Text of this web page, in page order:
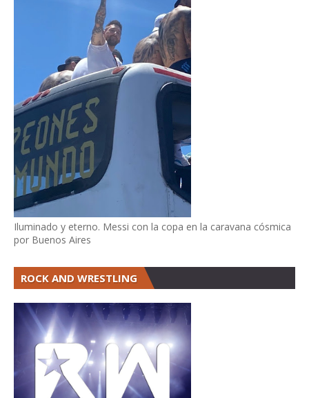
Iluminado y eterno. Messi con la copa en la caravana cósmica
por Buenos Aires
ROCK AND WRESTLING